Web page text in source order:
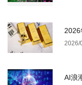
2026
2026/
AI浪